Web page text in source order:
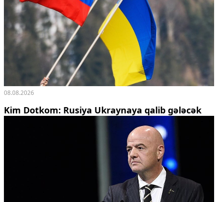
08.08.2026
Kim Dotkom: Rusiya Ukraynaya qalib gələcək